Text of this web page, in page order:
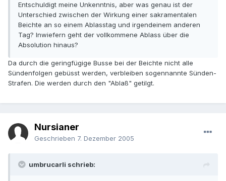
Entschuldigt meine Unkenntnis, aber was genau ist der
Unterschied zwischen der Wirkung einer sakramentalen
Beichte an so einem Ablasstag und irgendeinem anderen
Tag? Inwiefern geht der vollkommene Ablass über die
Absolution hinaus?
Da durch die geringfügige Busse bei der Beichte nicht alle
Sündenfolgen gebüsst werden, verbleiben sogennannte Sünden-
Strafen. Die werden durch den "Ablaß" getilgt.
Nursianer
Geschrieben 7. Dezember 2005
umbrucarli schrieb: